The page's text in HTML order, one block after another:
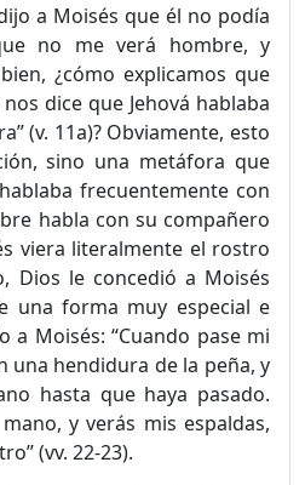
a Moisés que él no podía
no me verá hombre, y
¿cómo explicamos que
dice que Jehová hablaba
(v. 11a)? Obviamente, esto
sino una metáfora que
frecuentemente con
habla con su compañero
viera literalmente el rostro
Dios le concedió a Moisés
una forma muy especial e
a Moisés: “Cuando pase mi
una hendidura de la peña, y
hasta que haya pasado.
y verás mis espaldas,
(vv. 22-23).